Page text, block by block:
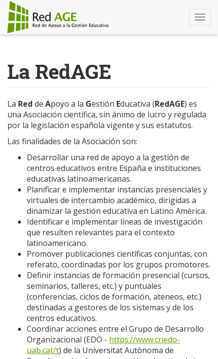
contenido
principal
La RedAGE
La Red de Apoyo a la Gestión Educativa (RedAGE) es
una Asociación científica, sin ánimo de lucro y regulada
por la legislación española vigente y sus estatutos.
Las finalidades de la Asociación son:
Desarrollar una red de apoyo a la gestión de
centros educativos entre España e instituciones
educativas latinoamericanas.
Planificar e implementar instancias presenciales y
virtuales de intercambio académico, dirigidas a
dinamizar la gestión educativa en Latino América.
Identificar e implementar líneas de investigación
que resulten relevantes para el contexto
latinoamericano.
Promover publicaciones científicas conjuntas, con
referato, coordinadas por los grupos promotores.
Definir instancias de formación presencial (cursos,
seminarios, talleres, etc.) y puntuales
(conferencias, ciclos de formación, ateneos, etc.)
destinadas a gestores de los sistemas y de los
centros educativos.
Coordinar acciones entre el Grupo de Desarrollo
Organizacional (EDO - https://www.criedo-
uab.cat/t) de la Universitat Autònoma de